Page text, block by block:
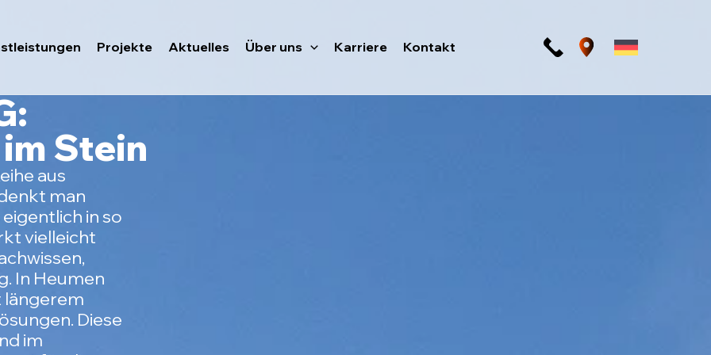
Projekte Aktuelles Über uns Karriere Kontakt
Stein
aus
man
in so
vielleicht
In Heumen
längerem
Diese
im